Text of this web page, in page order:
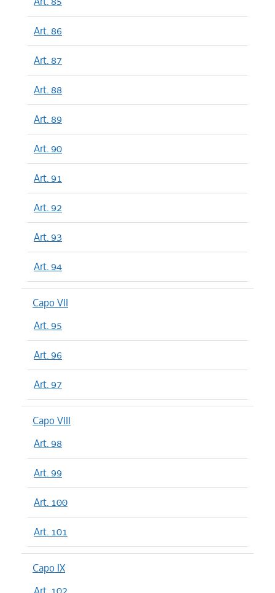
Art. 86
Art. 87
Art. 88
Art. 89
Art. 90
Art. 91
Art. 92
Art. 93
Art. 94
Capo VII
Art. 95
Art. 96
Art. 97
Capo VIII
Art. 98
Art. 99
Art. 100
Art. 101
Capo IX